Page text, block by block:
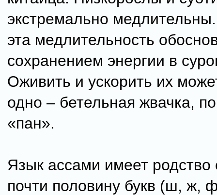
экстремально
эта медлительность
сохранением энергии в
Оживить и ускорить их
одно – бетельная жвачка,
«пан».
Язык ассами имеет родство
почти половину букв (ш, ж,